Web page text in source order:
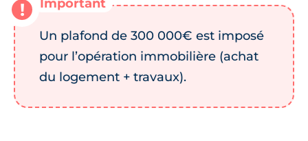
Un plafond de 300 000€ est imposé
pour l’opération immobilière (achat
du logement + travaux).